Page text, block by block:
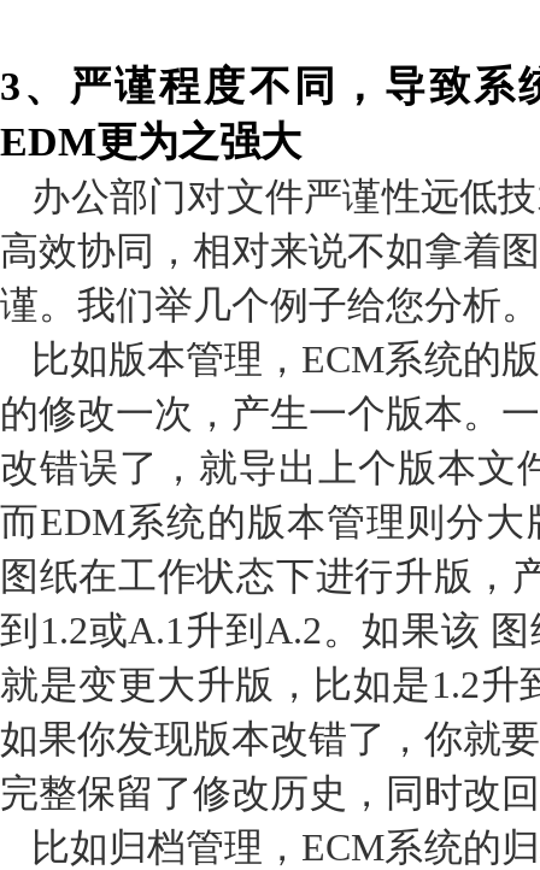
3、严谨程度不同，导致系
EDM更为之强大
办公部门对文件严谨性远低
高效协同，相对来说不如拿着
谨。我们举几个例子给您分析。
比如版本管理，ECM系统的
的修改一次，产生一个版本。
改错误了，就导出上个版本文
而EDM系统的版本管理则分
图纸在工作状态下进行升版，
到1.2或A.1升到A.2。如果该
就是变更大升版，比如是1.2升
如果你发现版本改错了，你就
完整保留了修改历史，同时改
比如归档管理，ECM系统的